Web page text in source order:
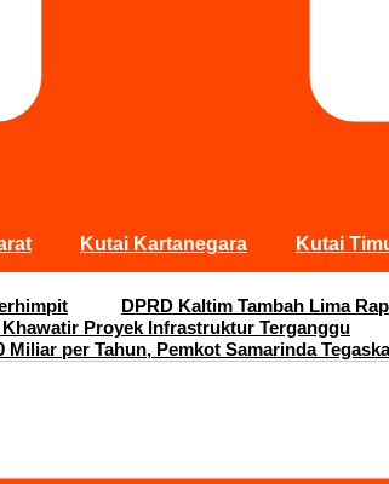
Kutai Kartanegara Kutai
DPRD Kaltim Tambah Lima
Proyek Infrastruktur Terganggu
Miliar per Tahun, Pemkot Samarinda